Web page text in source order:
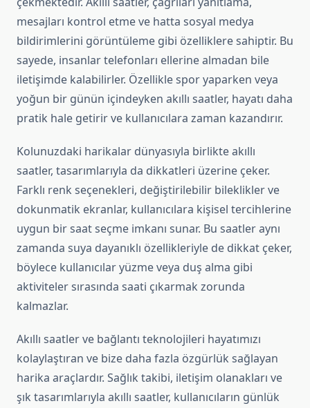
mesajları kontrol etme ve hatta sosyal medya
bildirimlerini görüntüleme gibi özelliklere sahiptir. Bu
sayede, insanlar telefonları ellerine almadan bile
iletişimde kalabilirler. Özellikle spor yaparken veya
yoğun bir günün içindeyken akıllı saatler, hayatı daha
pratik hale getirir ve kullanıcılara zaman kazandırır.
Kolunuzdaki harikalar dünyasıyla birlikte akıllı
saatler, tasarımlarıyla da dikkatleri üzerine çeker.
Farklı renk seçenekleri, değiştirilebilir bileklikler ve
dokunmatik ekranlar, kullanıcılara kişisel tercihlerine
uygun bir saat seçme imkanı sunar. Bu saatler aynı
zamanda suya dayanıklı özellikleriyle de dikkat çeker,
böylece kullanıcılar yüzme veya duş alma gibi
aktiviteler sırasında saati çıkarmak zorunda
kalmazlar.
Akıllı saatler ve bağlantı teknolojileri hayatımızı
kolaylaştıran ve bize daha fazla özgürlük sağlayan
harika araçlardır. Sağlık takibi, iletişim olanakları ve
şık tasarımlarıyla akıllı saatler, kullanıcıların günlük